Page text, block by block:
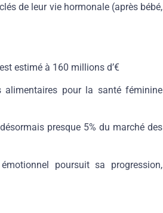
de leur vie hormonale (après bébé,
estimé à 160 millions d’€
pour la santé féminine
presque 5% du marché des
poursuit sa progression,